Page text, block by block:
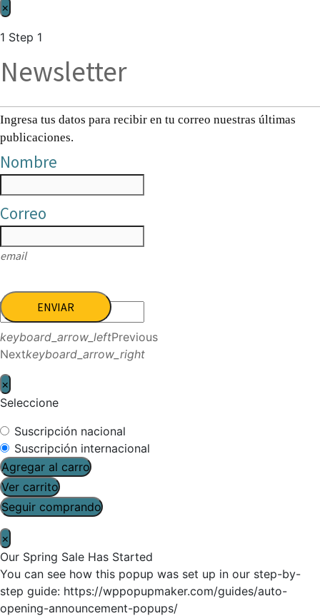
×
1 Step 1
Newsletter
Ingresa tus datos para recibir en tu correo nuestras últimas
publicaciones.
Nombre
Correo
email
ENVIAR
keyboard_arrow_leftPrevious
Nextkeyboard_arrow_right
×
Seleccione
Suscripción nacional
Suscripción internacional
Agregar al carro
Ver carrito
Seguir comprando
×
Our Spring Sale Has Started
You can see how this popup was set up in our step-by-
step guide: https://wppopupmaker.com/guides/auto-
opening-announcement-popups/